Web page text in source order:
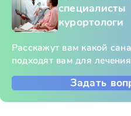
специалисты
курортологи
Расскажут вам какой
подходят вам для
Задать